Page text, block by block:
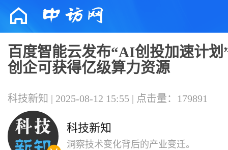
百度智能云发布“AI创投加速计划
创企可获得亿级算力资源
科技新知 | 2025-08-12 15:55 | 点击量：179891
科技新知
洞察技术变化背后的产业变迁。